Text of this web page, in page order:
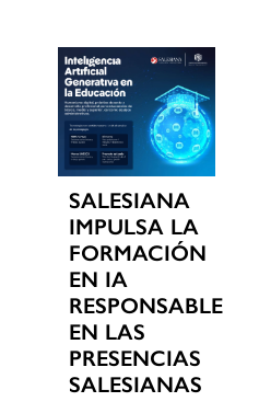
SALESIANA
IMPULSA LA
FORMACIÓN
EN IA
RESPONSABLE
EN LAS
PRESENCIAS
SALESIANAS